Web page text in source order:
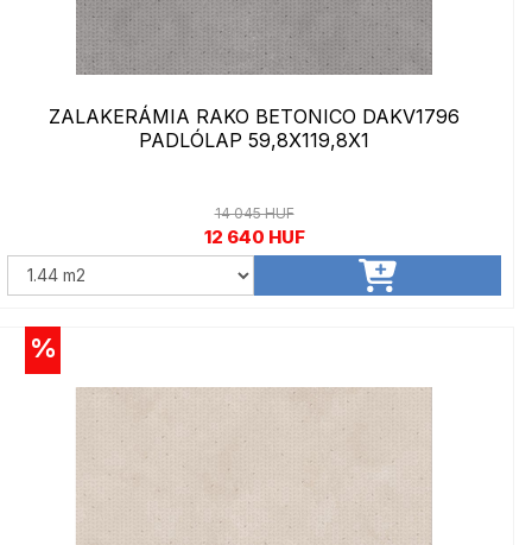
ZALAKERÁMIA RAKO BETONICO DAKV1796
PADLÓLAP 59,8X119,8X1
14 045 HUF
12 640 HUF
%